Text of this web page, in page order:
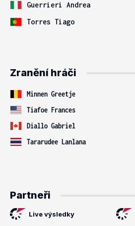
Guerrieri Andrea
Torres Tiago
Zranění hráči
Minnen Greetje
Tiafoe Frances
Diallo Gabriel
Tararudee Lanlana
Partneři
Live výsledky